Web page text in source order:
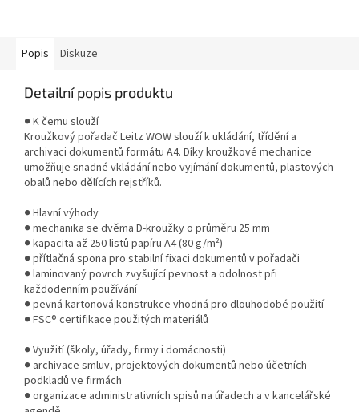
Popis
Diskuze
Detailní popis produktu
● K čemu slouží
Kroužkový pořadač Leitz WOW slouží k ukládání, třídění a
archivaci dokumentů formátu A4. Díky kroužkové mechanice
umožňuje snadné vkládání nebo vyjímání dokumentů, plastových
obalů nebo dělících rejstříků.
● Hlavní výhody
● mechanika se dvěma D-kroužky o průměru 25 mm
● kapacita až 250 listů papíru A4 (80 g/m²)
● přítlačná spona pro stabilní fixaci dokumentů v pořadači
● laminovaný povrch zvyšující pevnost a odolnost při
každodenním používání
● pevná kartonová konstrukce vhodná pro dlouhodobé použití
● FSC® certifikace použitých materiálů
● Využití (školy, úřady, firmy i domácnosti)
● archivace smluv, projektových dokumentů nebo účetních
podkladů ve firmách
● organizace administrativních spisů na úřadech a v kancelářské